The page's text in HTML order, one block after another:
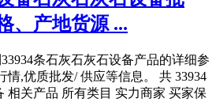
、产地货源 ...
条石灰石灰石设备产品的详细参
情,优质批发/ 供应等信息。 共 33934
相关产品 所有类目 实力商家 买家保